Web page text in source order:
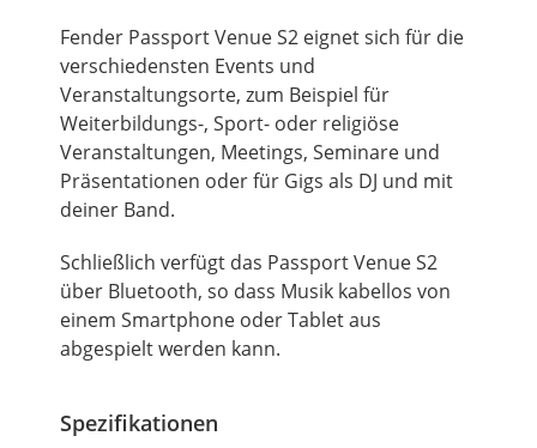
Fender Passport Venue S2 eignet sich für die
verschiedensten Events und
Veranstaltungsorte, zum Beispiel für
Weiterbildungs-, Sport- oder religiöse
Veranstaltungen, Meetings, Seminare und
Präsentationen oder für Gigs als DJ und mit
deiner Band.
Schließlich verfügt das Passport Venue S2
über Bluetooth, so dass Musik kabellos von
einem Smartphone oder Tablet aus
abgespielt werden kann.
Spezifikationen